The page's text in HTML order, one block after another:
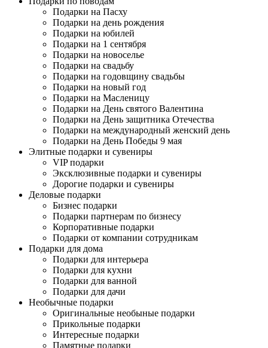
Подарки на Пасху
Подарки на день рождения
Подарки на юбилей
Подарки на 1 сентября
Подарки на новоселье
Подарки на свадьбу
Подарки на годовщину свадьбы
Подарки на новый год
Подарки на Масленицу
Подарки на День святого Валентина
Подарки на День защитника Отечества
Подарки на международный женский день
Подарки на День Победы 9 мая
Элитные подарки и сувениры
VIP подарки
Эксклюзивные подарки и сувениры
Дорогие подарки и сувениры
Деловые подарки
Бизнес подарки
Подарки партнерам по бизнесу
Корпоративные подарки
Подарки от компании сотрудникам
Подарки для дома
Подарки для интерьера
Подарки для кухни
Подарки для ванной
Подарки для дачи
Необычные подарки
Оригинальные необыные подарки
Прикольные подарки
Интересные подарки
Памятные подарки